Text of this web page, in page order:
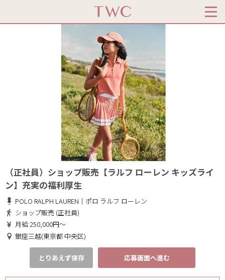
（正社員）ショップ販売【ラルフ ローレン キッズライ
ン】充実の福利厚生
POLO RALPH LAUREN｜ポロ ラルフ ローレン
ショップ販売 (正社員)
月給 250,000円～
銀座三越(東京都 中央区)
とりあえず保存 応募画面へ進む